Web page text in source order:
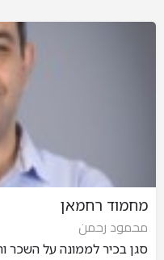
מחמוד רחמאן
محمود رحمن
סגן בכיר לממונה על השכר